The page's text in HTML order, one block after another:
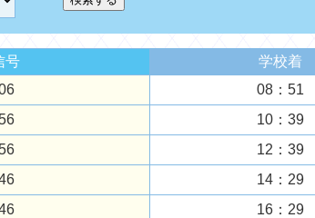
号
学校着
08：51
10：39
12：39
14：29
16：29